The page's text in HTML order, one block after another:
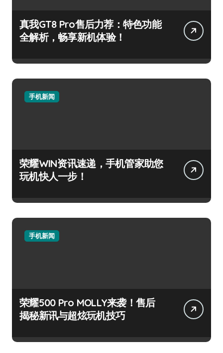
真我GT8 Pro售后力荐：特色功能
全解析，畅享新机体验！
手机新闻
荣耀WIN资讯速递，手机管家助您
玩机快人一步！
手机新闻
荣耀500 Pro MOLLY来袭！售后
揭秘新讯与超炫玩机技巧